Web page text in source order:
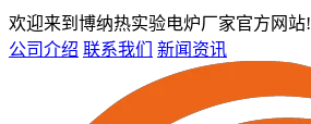
欢迎来到博纳热实验电炉厂家官方网站!
公司介绍 联系我们 新闻资讯